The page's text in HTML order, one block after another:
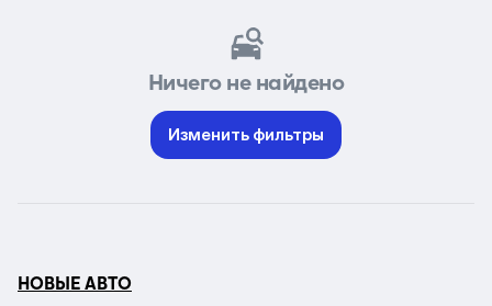
Ничего не найдено
Изменить фильтры
НОВЫЕ АВТО